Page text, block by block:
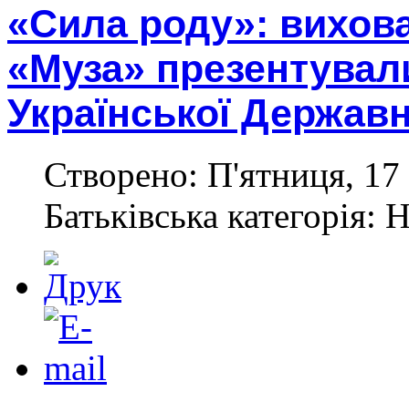
«Сила роду»:
«Муза»
Української
Створено: П'ятниця,
Батьківська категорія: